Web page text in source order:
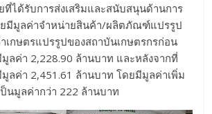
ที่ได้รับการส่งเสริมและสนับสนุนด้านการ
มีมูลค่าจำหน่ายสินค้า/ผลิตภัณฑ์แปรรูป
เกษตรแปรรูปของสถาบันเกษตรกรก่อน
มูลค่า 2,228.90 ล้านบาท และหลังจากที่
มูลค่า 2,451.61 ล้านบาท โดยมีมูลค่าเพิ่ม
นมูลค่ากว่า 222 ล้านบาท